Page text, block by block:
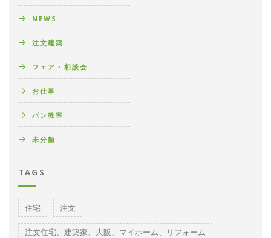
NEWS
注文建築
フェア・相談会
お仕事
パン教室
未分類
TAGS
住宅 注文
注文住宅、建築家、大阪、マイホーム、リフォーム